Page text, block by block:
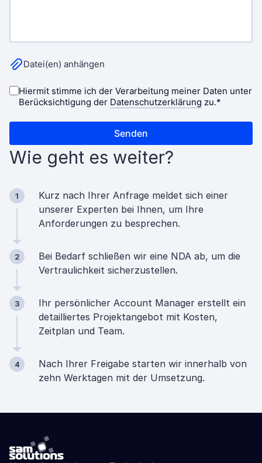
Wie geht es weiter?
1
Kurz nach Ihrer Anfrage meldet sich einer
unserer Experten bei Ihnen, um Ihre
Anforderungen zu besprechen.
2
Bei Bedarf schließen wir eine NDA ab, um die
Vertraulichkeit sicherzustellen.
3
Ihr persönlicher Account Manager erstellt ein
detailliertes Projektangebot mit Kosten,
Zeitplan und Team.
4
Nach Ihrer Freigabe starten wir innerhalb von
zehn Werktagen mit der Umsetzung.